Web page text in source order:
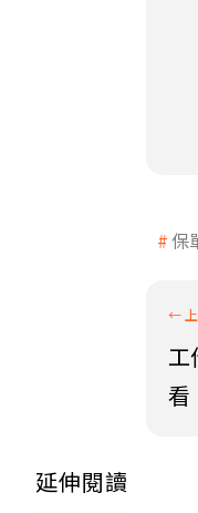
保
工
看
延伸閱讀